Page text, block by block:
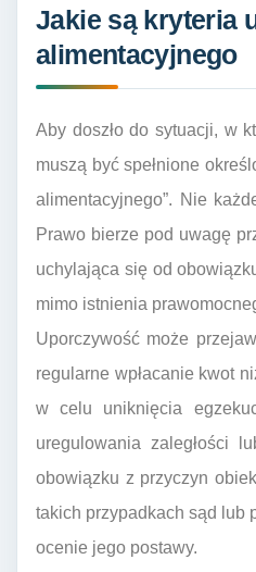
Jakie są kryteria
alimentacyjnego
Aby doszło do sytuacji, w
muszą być spełnione
alimentacyjnego”. Nie
Prawo bierze pod uwagę
uchylająca się od
mimo istnienia
Uporczywość może
regularne wpłacanie kwot
w celu uniknięcia
uregulowania zaległości
obowiązku z przyczyn
takich przypadkach sąd lub
ocenie jego postawy.